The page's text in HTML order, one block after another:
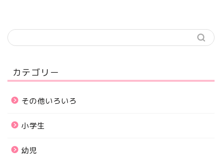
カテゴリー
その他いろいろ
小学生
幼児